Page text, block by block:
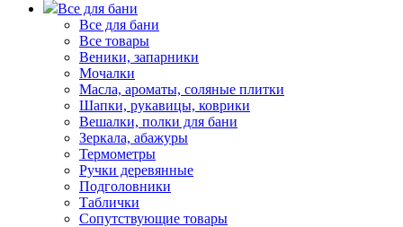
Все для бани
Все для бани
Все товары
Веники, запарники
Мочалки
Масла, ароматы, соляные плитки
Шапки, рукавицы, коврики
Вешалки, полки для бани
Зеркала, абажуры
Термометры
Ручки деревянные
Подголовники
Таблички
Сопутствующие товары